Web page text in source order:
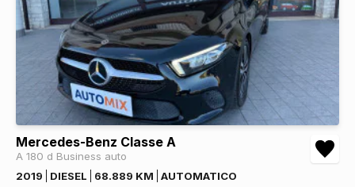
Mercedes-Benz Classe A
A 180 d Business auto
2019
DIESEL 68.889 KM
AUTOMATICO